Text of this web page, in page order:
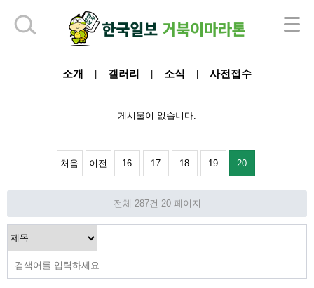
소개 갤러리 소식 사전접수
게시물이 없습니다.
처음 이전 16 17 18 19 20
전체 287건 20 페이지
하단 영역